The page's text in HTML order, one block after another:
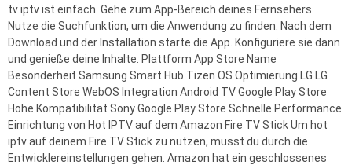
tv iptv ist einfach. Gehe zum App-Bereich deines Fernsehers.
Nutze die Suchfunktion, um die Anwendung zu finden. Nach dem
Download und der Installation starte die App. Konfiguriere sie dann
und genieße deine Inhalte. Plattform App Store Name
Besonderheit Samsung Smart Hub Tizen OS Optimierung LG LG
Content Store WebOS Integration Android TV Google Play Store
Hohe Kompatibilität Sony Google Play Store Schnelle Performance
Einrichtung von Hot IPTV auf dem Amazon Fire TV Stick Um hot
iptv auf deinem Fire TV Stick zu nutzen, musst du durch die
Entwicklereinstellungen gehen. Amazon hat ein geschlossenes